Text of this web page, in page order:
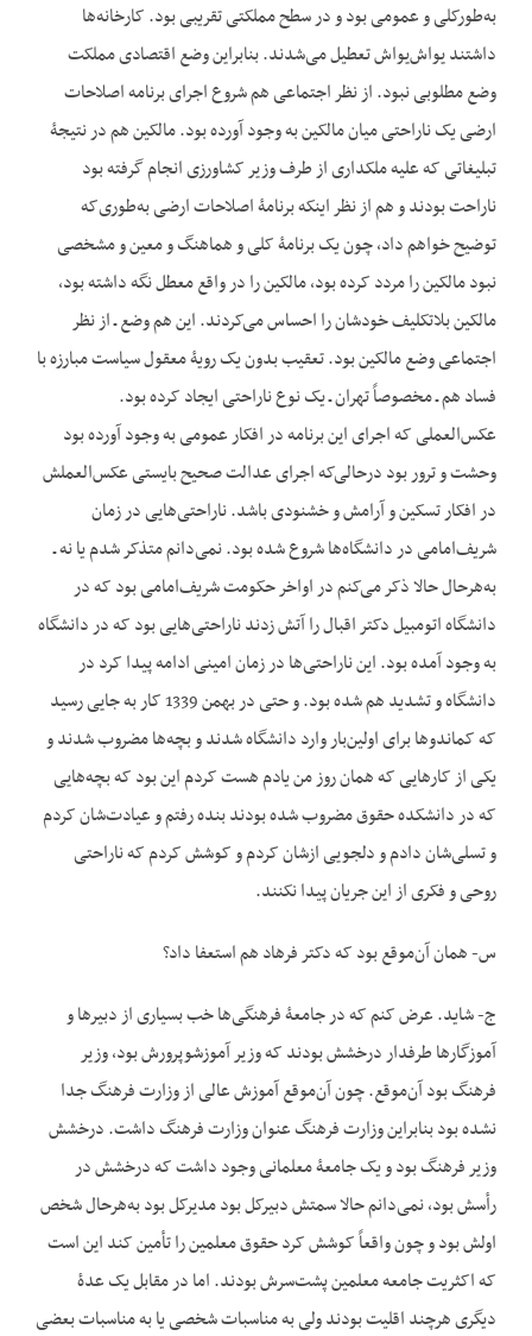
به‌طورکلی و عمومی بود و در سطح مملکتی تقریبی بود. کارخانه‌ها
داشتند یواش‌یواش تعطیل می‌شدند. بنابراین وضع اقتصادی مملکت
وضع مطلوبی نبود. از نظر اجتماعی هم شروع اجرای برنامه اصلاحات
ارضی یک ناراحتی میان مالکین به وجود آورده بود. مالکین هم در نتیجۀ
تبلیغاتی که علیه ملک‏داری از طرف وزیر کشاورزی انجام گرفته بود
ناراحت بودند و هم از نظر این‏که برنامۀ اصلاحات ارضی به‌طوری‌که
توضیح خواهم داد، چون یک برنامۀ کلی و هماهنگ و معین و مشخصی
نبود مالکین را مردد کرده بود، مالکین را در واقع معطل نگه داشته بود،
مالکین بلاتکلیف خودشان را احساس می‌کردند. این هم وضع ـ از نظر
اجتماعی وضع مالکین بود. تعقیب بدون یک رویۀ معقول سیاست مبارزه با
فساد هم ـ مخصوصاً تهران ـ یک نوع ناراحتی ایجاد کرده بود.
عکس‌العملی که اجرای این برنامه در افکار عمومی به وجود آورده بود
وحشت و ترور بود درحالی‌که اجرای عدالت صحیح بایستی عکس‌العملش
در افکار تسکین و آرامش و خشنودی باشد. ناراحتی‌هایی در زمان
شریف‌امامی در دانشگاه‌ها شروع شده بود. نمی‌دانم متذکر شدم یا نه ـ
به‌هرحال حالا ذکر می‌کنم در اواخر حکومت شریف‌امامی بود که در
دانشگاه اتومبیل دکتر اقبال را آتش زدند ناراحتی‌هایی بود که در دانشگاه
به وجود آمده بود. این ناراحتی‌ها در زمان امینی ادامه پیدا کرد در
دانشگاه و تشدید هم شده بود. و حتی در بهمن 1339 کار به جایی رسید
که کماندوها برای اولین‌بار وارد دانشگاه شدند و بچه‌ها مضروب شدند و
یکی از کارهایی که همان روز من یادم هست کردم این بود که بچه‌هایی
که در دانشکده حقوق مضروب شده بودند بنده رفتم و عیادت‌شان کردم
و تسلی‌شان دادم و دلجویی ازشان کردم و کوشش کردم که ناراحتی
روحی و فکری از این جریان پیدا نکنند.
س- همان آن‌موقع بود که دکتر فرهاد هم استعفا داد؟
ج- شاید. عرض کنم که در جامعۀ فرهنگی‌ها خب بسیاری از دبیرها و
آموزگارها طرفدار درخشش بودند که وزیر آموزش‏وپرورش بود، وزیر
فرهنگ بود آن‌موقع. چون آن‌موقع آموزش عالی از وزارت فرهنگ جدا
نشده بود بنابراین وزارت فرهنگ عنوان وزارت فرهنگ داشت. درخشش
وزیر فرهنگ بود و یک جامعۀ معلمانی وجود داشت که درخشش در
رأسش بود، نمی‌دانم حالا سمتش دبیرکل بود مدیرکل بود به‌هرحال شخص
اولش بود و چون واقعاً کوشش کرد حقوق معلمین را تأمین کند این‌ است
که اکثریت جامعه معلمین پشت‌سرش بودند. اما در مقابل یک عدۀ
دیگری هرچند اقلیت بودند ولی به مناسبات شخصی یا به مناسبات بعضی